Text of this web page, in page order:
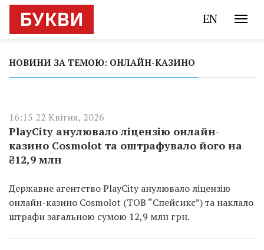
EN
НОВИНИ ЗА ТЕМОЮ: ОНЛАЙН-КАЗИНО
16:15 22 Квітня, 2026
PlayCity анулювало ліцензію онлайн-
казино Cosmolot та оштрафувало його на
₴12,9 млн
Державне агентство PlayCity анулювало ліцензію
онлайн-казино Cosmolot (ТОВ “Спейсикс”) та наклало
штрафи загальною сумою 12,9 млн грн.